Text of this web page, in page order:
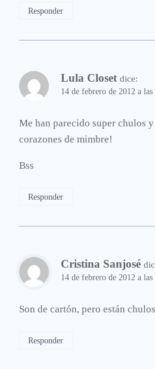
Responder
Lula Closet dice:
14 de febrero de 2012 a las
Me han parecido super chulos
corazones de mimbre!
Bss
Responder
Cristina Sanjosé
14 de febrero de 2012 a las
Son de cartón, pero están
Responder